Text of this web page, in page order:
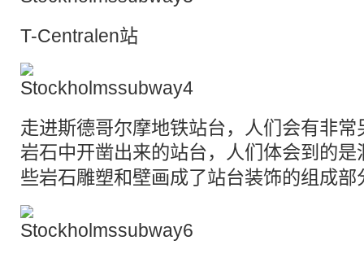
T-Centralen站
走进斯德哥尔摩地铁站台，人们会有非
岩石中开凿出来的站台，人们体会到的是
些岩石雕塑和壁画成了站台装饰的组成部